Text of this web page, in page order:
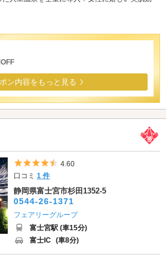
ン内容をもっと見る
5つ星のうち4.5
4.60
口コミ1 件
静岡県富士宮市杉田1352-5
0544-26-1371
フェアリーグループ
富士宮駅 (車15分)
富士IC (車8分)